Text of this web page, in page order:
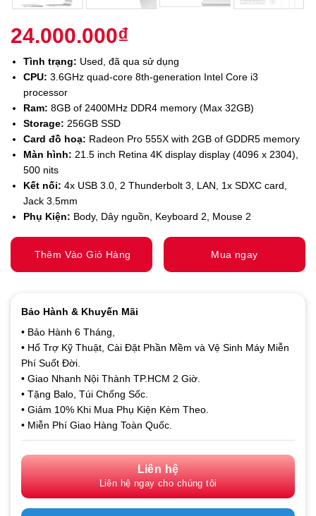
24.000.000₫
Tình trạng: Used, đã qua sử dụng
CPU: 3.6GHz quad-core 8th-generation Intel Core i3
processor
Ram: 8GB of 2400MHz DDR4 memory (Max 32GB)
Storage: 256GB SSD
Card đồ hoạ: Radeon Pro 555X with 2GB of GDDR5 memory
Màn hình:21.5 inch Retina 4K display display (4096 x 2304),
500 nits
Kết nối: 4x USB 3.0, 2 Thunderbolt 3, LAN, 1x SDXC card,
Jack 3.5mm
Phụ Kiện: Body, Dây nguồn, Keyboard 2, Mouse 2
Thêm Vào Giỏ Hàng Mua ngay
Bảo Hành & Khuyến Mãi
• Bảo Hành 6 Tháng,
• Hổ Trợ Kỹ Thuật, Cài Đặt Phần Mềm và Vệ Sinh Máy Miễn
Phí Suốt Đời.
• Giao Nhanh Nội Thành TP.HCM 2 Giờ.
• Tặng Balo, Túi Chống Sốc.
• Giảm 10% Khi Mua Phụ Kiện Kèm Theo.
• Miễn Phí Giao Hàng Toàn Quốc.
Liên hệ
Liên hệ ngay cho chúng tôi